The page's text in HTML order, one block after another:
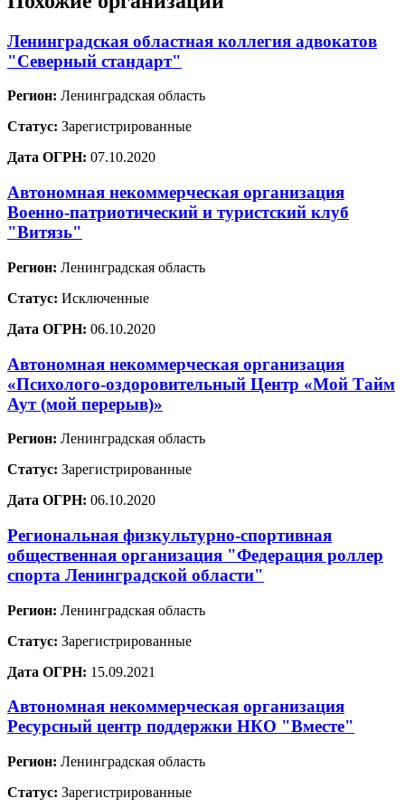
Ленинградская областная коллегия адвокатов
"Северный стандарт"
Регион: Ленинградская область
Статус: Зарегистрированные
Дата ОГРН: 07.10.2020
Автономная некоммерческая организация
Военно-патриотический и туристский клуб
"Витязь"
Регион: Ленинградская область
Статус: Исключенные
Дата ОГРН: 06.10.2020
Автономная некоммерческая организация
«Психолого-оздоровительный Центр «Мой Тайм
Аут (мой перерыв)»
Регион: Ленинградская область
Статус: Зарегистрированные
Дата ОГРН: 06.10.2020
Региональная физкультурно-спортивная
общественная организация "Федерация роллер
спорта Ленинградской области"
Регион: Ленинградская область
Статус: Зарегистрированные
Дата ОГРН: 15.09.2021
Автономная некоммерческая организация
Ресурсный центр поддержки НКО "Вместе"
Регион: Ленинградская область
Статус: Зарегистрированные